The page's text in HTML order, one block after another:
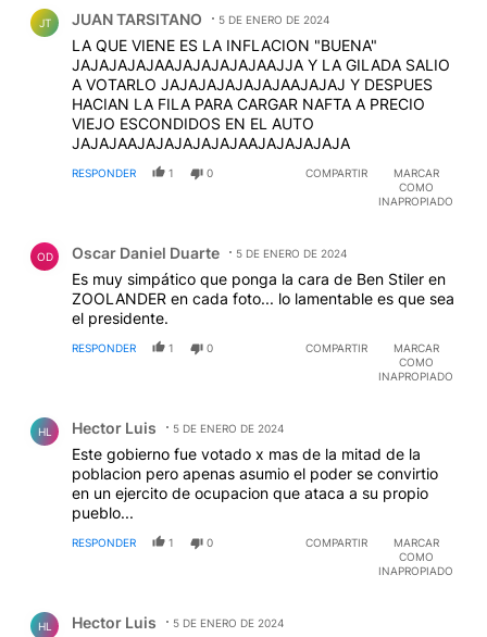
JT JUAN TARSITANO 5 DE ENERO DE 2024
LA QUE VIENE ES LA INFLACION "BUENA"
JAJAJAJAJAAJAJAJAJAJAAJJA Y LA GILADA SALIO
A VOTARLO JAJAJAJAJAJAJAAJAJAJ Y DESPUES
HACIAN LA FILA PARA CARGAR NAFTA A PRECIO
VIEJO ESCONDIDOS EN EL AUTO
JAJAJAAJAJAJAJAJAJAAJAJAJAJAJA
RESPONDER 1 0 COMPARTIR
MARCAR
COMO
INAPROPIADO
OD Oscar Daniel Duarte 5 DE ENERO DE 2024
Es muy simpático que ponga la cara de Ben Stiler en
ZOOLANDER en cada foto... lo lamentable es que sea
el presidente.
RESPONDER 1 0 COMPARTIR
MARCAR
COMO
INAPROPIADO
HL Hector Luis 5 DE ENERO DE 2024
Este gobierno fue votado x mas de la mitad de la
poblacion pero apenas asumio el poder se convirtio
en un ejercito de ocupacion que ataca a su propio
pueblo...
RESPONDER 1 0 COMPARTIR
MARCAR
COMO
INAPROPIADO
HL Hector Luis 5 DE ENERO DE 2024